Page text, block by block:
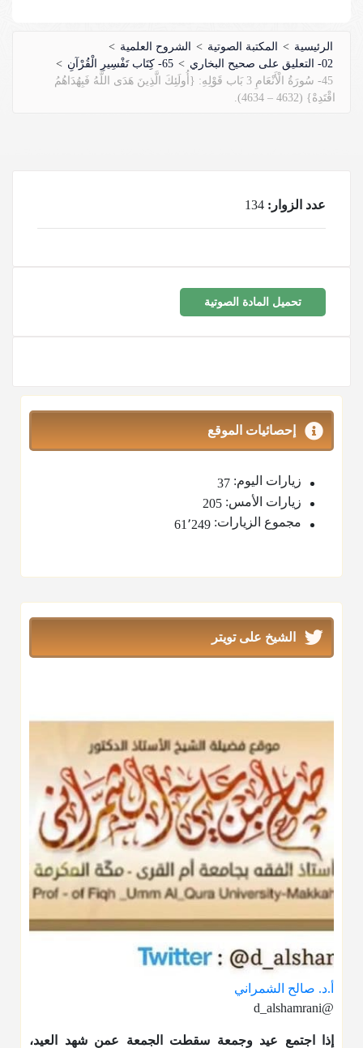
الرئيسية > المكتبة الصوتية > الشروح العلمية >
02- التعليق على صحيح البخاري
> 65- كِتَاب تَفْسِيرِ الْقُرْآنِ
>
45- سُورَةُ الْأَنْعَامِ 3 بَاب قَوْلِهِ: {أُولَئِكَ الَّذِينَ هَدَى اللَّهُ فَبِهُدَاهُمُ
اقْتَدِهْ} (4632 – 4634).
عدد الزوار: 134
تحميل المادة الصوتية
إحصائيات الموقع
زيارات اليوم: 37
زيارات الأمس: 205
مجموع الزيارات: 61٬249
الشيخ على تويتر
أ.د. صالح الشمراني
@d_alshamrani
إذا اجتمع عيد وجمعة سقطت الجمعة عمن شهد العيد،